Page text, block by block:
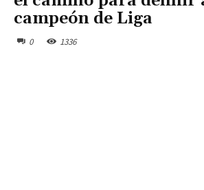
campeón de Liga
0 1336